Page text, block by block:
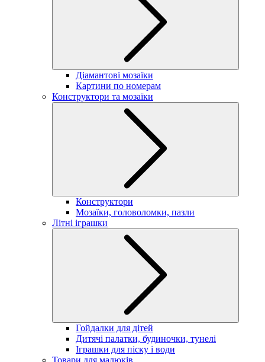
Діамантові мозаїки
Картини по номерам
Конструктори та мозаїки
Конструктори
Мозаїки, головоломки, пазли
Літні іграшки
Гойдалки для дітей
Дитячі палатки, будиночки, тунелі
Іграшки для піску і води
Товари для малюків